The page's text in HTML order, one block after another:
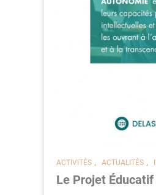
ACTIVITÉS , ACTUALITÉS ,
Le Projet Éducatif